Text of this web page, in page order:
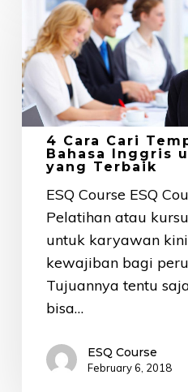
Cara
Cari
Tempat
Kursus
Bahasa
Inggris
untuk
Karyawan
yang
Terbaik
4 Cara Cari
Bahasa Inggris
yang Terbaik
ESQ Course ESQ
Pelatihan atau
untuk karyawan
kewajiban bagi
Tujuannya tentu
bisa…
ESQ Course
February 6, 2018